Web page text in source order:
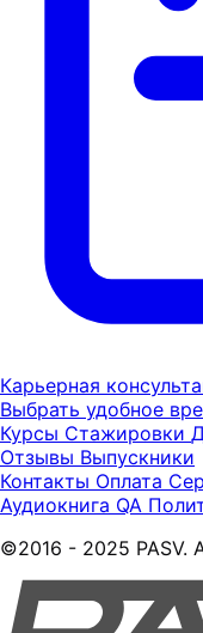
Карьерная
Выбрать удобное
Курсы Стажировки
Отзывы Выпускники
Контакты Оплата
Аудиокнига QA
©2016 - 2025 PASV.